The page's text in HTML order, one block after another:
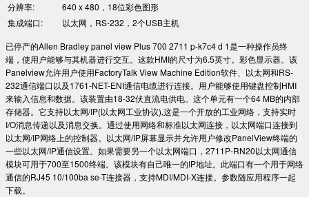
分辨率:
640 x 480，18位彩色图形
集成端口:
以太网，RS-232，2个USB主机
已停产的Allen Bradley panel view Plus 700 2711 p-k7c4 d 1是一种操作员终
端，使用户能够与其机器进行交互。这款HMI的尺寸为6.5英寸。彩色显示器。该
Panelview允许用户使用FactoryTalk View Machine Edition软件、以太网和RS-
232通信端口以及1761-NET-ENI通信电缆进行连接。用户能够使用键盘控制HMI
来输入信息和数据。该装置由18-32伏直流电供电。这个单元有一个64 MB的内部
存储器。它支持以太网/IP(以太网工业协议),这是一个开放的工业网络，支持实时
I/O消息传递以及消息交换。通过使用网络和标准以太网连接，以太网端口连接到
以太网/IP网络上的控制器。以太网/IP屏幕显示并允许用户修改PanelView终端的
一些以太网/IP通信设置。如果需要另一个以太网端口，2711P-RN20以太网通信
模块可用于700至1500终端。该模块有自己唯一的IP地址。此端口有一个用于网络
通信的RJ45 10/100ba se-T连接器，支持MDI/MDI-X连接。参数随应用程序一起
下载。